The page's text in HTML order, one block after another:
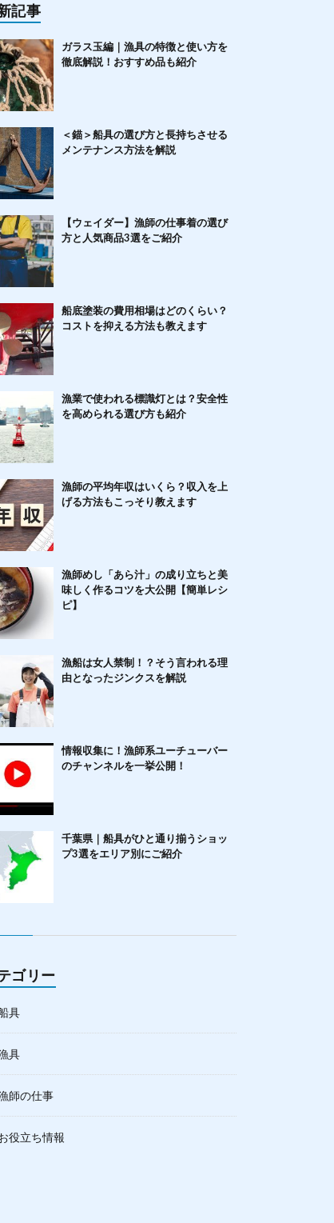
記事
ガラス玉編｜漁具の特徴と使い方を
徹底解説！おすすめ品も紹介
＜錨＞船具の選び方と長持ちさせる
メンテナンス方法を解説
【ウェイダー】漁師の仕事着の選び
方と人気商品3選をご紹介
船底塗装の費用相場はどのくらい？
コストを抑える方法も教えます
漁業で使われる標識灯とは？安全性
を高められる選び方も紹介
漁師の平均年収はいくら？収入を上
げる方法もこっそり教えます
漁師めし「あら汁」の成り立ちと美
味しく作るコツを大公開【簡単レシ
ピ】
漁船は女人禁制！？そう言われる理
由となったジンクスを解説
情報収集に！漁師系ユーチューバー
のチャンネルを一挙公開！
千葉県｜船具がひと通り揃うショッ
プ3選をエリア別にご紹介
ゴリー
具
具
師の仕事
役立ち情報